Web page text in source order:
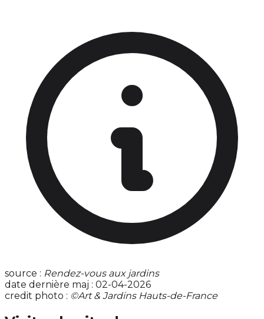
source : Rendez-vous aux jardins
date dernière maj : 02-04-2026
credit photo : ©Art & Jardins Hauts-de-France